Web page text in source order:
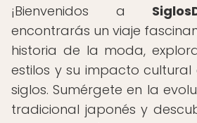
¡Bienvenidos a
encontrarás un viaje
historia de la moda,
estilos y su impacto
siglos. Sumérgete en la
tradicional japonés y